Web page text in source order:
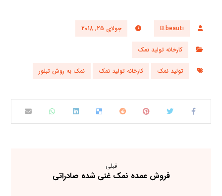
B.beauti جولای 25, 2018
کارخانه تولید نمک
تولید نمک کارخانه تولید نمک نمک به روش تبلور
قبلی
فروش عمده نمک غنی شده صادراتی